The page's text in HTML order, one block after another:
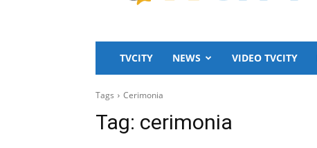
TVCITY NEWS VIDEO TVCITY
Tags Cerimonia
Tag: cerimonia